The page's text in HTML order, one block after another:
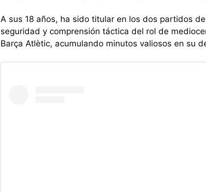
A sus 18 años, ha sido titular en los dos partidos
seguridad y comprensión táctica del rol de
Barça Atlètic, acumulando minutos valiosos en su